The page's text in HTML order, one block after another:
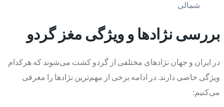
شمالی
بررسی نژادها و ویژگی مغز گردو
در ایران و جهان نژادهای مختلفی از گردو کشت می‌شوند که هرکدام
ویژگی خاصی دارند. در ادامه برخی از مهم‌ترین نژادها را معرفی
می‌کنیم: